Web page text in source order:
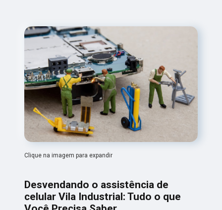
Clique na imagem para expandir
Desvendando o assistência de
celular Vila Industrial: Tudo o que